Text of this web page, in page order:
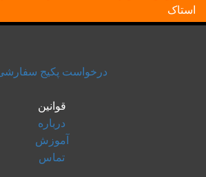
استاک
درخواست پکیج
قوانین
درباره
آموزش
تماس